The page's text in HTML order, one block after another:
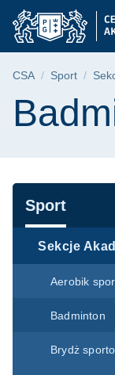
Przejdź
do
menu
Przejdź
do
wyszukiwarki
Przejdź
do
treści
Ścieżka
CSA Sport
Treść
Nawigacja
Sport
Sekcje
Aerobik
Badminton
Brydż